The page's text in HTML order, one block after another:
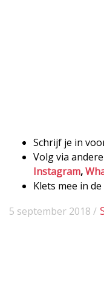
Schrijf je in
Volg via
Instagram,
Klets mee in de
5 september 2018 /